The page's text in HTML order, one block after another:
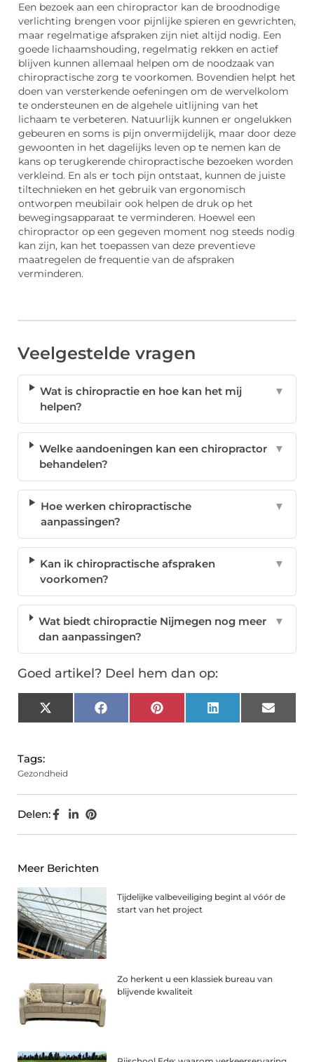
Een bezoek aan een chiropractor kan de broodnodige
verlichting brengen voor pijnlijke spieren en gewrichten,
maar regelmatige afspraken zijn niet altijd nodig. Een
goede lichaamshouding, regelmatig rekken en actief
blijven kunnen allemaal helpen om de noodzaak van
chiropractische zorg te voorkomen. Bovendien helpt het
doen van versterkende oefeningen om de wervelkolom
te ondersteunen en de algehele uitlijning van het
lichaam te verbeteren. Natuurlijk kunnen er ongelukken
gebeuren en soms is pijn onvermijdelijk, maar door deze
gewoonten in het dagelijks leven op te nemen kan de
kans op terugkerende chiropractische bezoeken worden
verkleind. En als er toch pijn ontstaat, kunnen de juiste
tiltechnieken en het gebruik van ergonomisch
ontworpen meubilair ook helpen de druk op het
bewegingsapparaat te verminderen. Hoewel een
chiropractor op een gegeven moment nog steeds nodig
kan zijn, kan het toepassen van deze preventieve
maatregelen de frequentie van de afspraken
verminderen.
Veelgestelde vragen
Wat is chiropractie en hoe kan het mij
helpen?
▼
Welke aandoeningen kan een chiropractor
behandelen?
▼
Hoe werken chiropractische
aanpassingen?
▼
Kan ik chiropractische afspraken
voorkomen?
▼
Wat biedt chiropractie Nijmegen nog meer
dan aanpassingen?
▼
Goed artikel? Deel hem dan op:
X
(Twitter)
FacebookPinterest LinkedIn Email
Tags:
Gezondheid
Delen:
Meer Berichten
Tijdelijke valbeveiliging begint al vóór de
start van het project
Zo herkent u een klassiek bureau van
blijvende kwaliteit